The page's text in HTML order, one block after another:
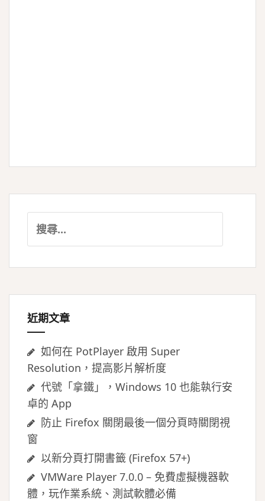
尋
鍵
近期文章
如何在 PotPlayer 啟用 Super
Resolution，提高影片解析度
代號「拿鐵」，Windows 10 也能執行安
卓的 App
防止 Firefox 關閉最後一個分頁時關閉視
窗
以新分頁打開書籤 (Firefox 57+)
VMWare Player 7.0.0 – 免費虛擬機器軟
體，玩作業系統、測試軟體必備